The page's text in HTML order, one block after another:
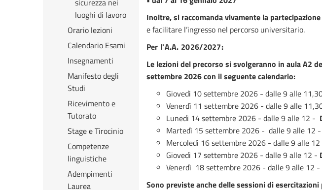
Inoltre, si raccomanda vivamente la
e facilitare l’ingresso nel percorso universitario.
Per l'A.A. 2026/2027:
Le lezioni del precorso si svolgeranno in aula A2
settembre 2026 con il seguente calendario:
Giovedì 10 settembre 2026 - dalle 9 alle
Venerdì 11 settembre 2026 - dalle 9 alle
Lunedì 14 settembre 2026 - dalle 9 alle 12 -
Martedì 15 settembre 2026 - dalle 9 alle 12 -
Mercoledì 16 settembre 2026 - dalle 9 alle
Giovedì 17 settembre 2026 - dalle 9 alle 12 -
Venerdì 18 settembre 2026 - dalle 9 alle 12 -
Sono previste anche delle sessioni di
sicurezza nei
luoghi di lavoro
Orario lezioni
Calendario Esami
Insegnamenti
Manifesto degli
Studi
Ricevimento e
Tutorato
Stage e Tirocinio
Competenze
linguistiche
Adempimenti
Laurea